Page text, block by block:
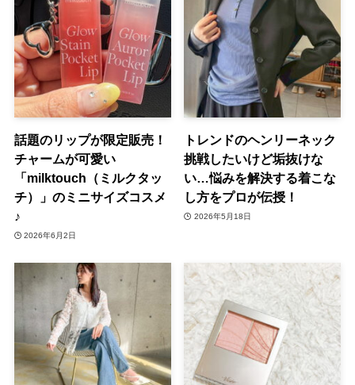
話題のリップが限定販売！
チャームが可愛い
「milktouch（ミルクタッ
チ）」のミニサイズコスメ
♪
2026年6月2日
トレンドのヘンリーネック
挑戦したいけど垢抜けな
い…悩みを解決する着こな
し方をプロが伝授！
2026年5月18日